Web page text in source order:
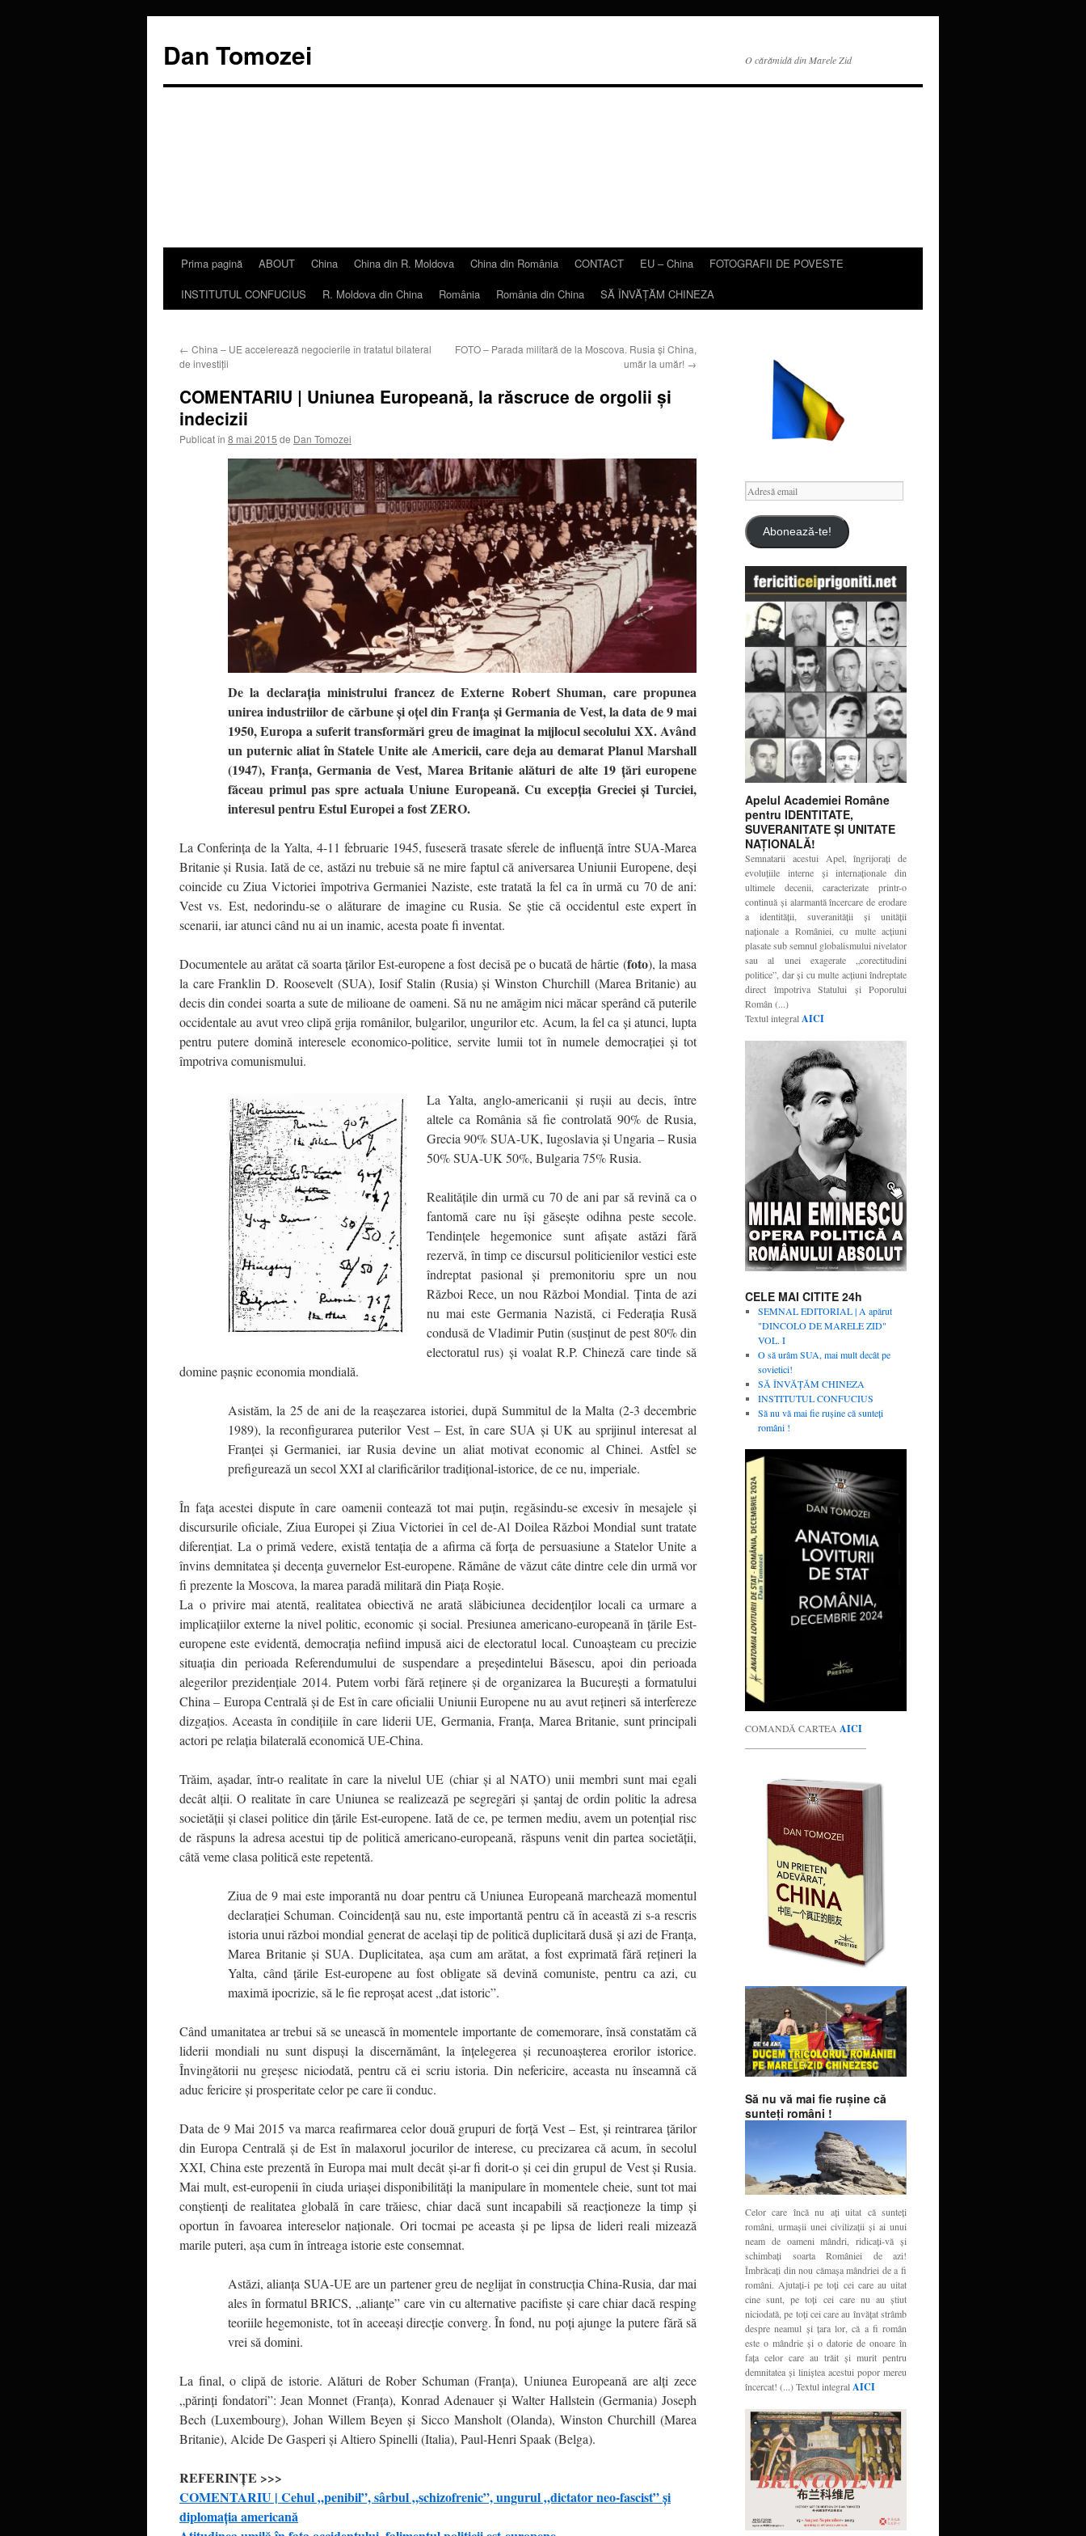
Dan Tomozei O cărămidă din Marele Zid
SariPrima pagină ABOUT China China din R. Moldova China din România CONTACT EU – China
FOTOGRAFII DE POVESTE
INSTITUTUL CONFUCIUS
R. Moldova din China România România din China SĂ ÎNVĂŢĂM CHINEZA
← China – UE accelerează negocierile în tratatul bilateral
de investiţii
FOTO – Parada militară de la Moscova. Rusia și China,
umăr la umăr! →
COMENTARIU | Uniunea Europeană, la răscruce de orgolii şi
indecizii
Publicat în 8 mai 2015 de Dan Tomozei
De la declaraţia ministrului francez de Externe Robert Shuman, care propunea
unirea industriilor de cărbune şi oţel din Franţa şi Germania de Vest, la data de 9 mai
1950, Europa a suferit transformări greu de imaginat la mijlocul secolului XX. Având
un puternic aliat în Statele Unite ale Americii, care deja au demarat Planul Marshall
(1947), Franţa, Germania de Vest, Marea Britanie alături de alte 19 ţări europene
făceau primul pas spre actuala Uniune Europeană. Cu excepţia Greciei şi Turciei,
interesul pentru Estul Europei a fost ZERO.
La Conferinţa de la Yalta, 4-11 februarie 1945, fuseseră trasate sferele de influenţă între SUA-Marea
Britanie şi Rusia. Iată de ce, astăzi nu trebuie să ne mire faptul că aniversarea Uniunii Europene, deşi
coincide cu Ziua Victoriei împotriva Germaniei Naziste, este tratată la fel ca în urmă cu 70 de ani:
Vest vs. Est, nedorindu-se o alăturare de imagine cu Rusia. Se ştie că occidentul este expert în
scenarii, iar atunci când nu ai un inamic, acesta poate fi inventat.
Documentele au arătat că soarta ţărilor Est-europene a fost decisă pe o bucată de hârtie (foto), la masa
la care Franklin D. Roosevelt (SUA), Iosif Stalin (Rusia) şi Winston Churchill (Marea Britanie) au
decis din condei soarta a sute de milioane de oameni. Să nu ne amăgim nici măcar sperând că puterile
occidentale au avut vreo clipă grija românilor, bulgarilor, ungurilor etc. Acum, la fel ca şi atunci, lupta
pentru putere domină interesele economico-politice, servite lumii tot în numele democraţiei şi tot
împotriva comunismului.
La Yalta, anglo-americanii şi ruşii au decis, între
altele ca România să fie controlată 90% de Rusia,
Grecia 90% SUA-UK, Iugoslavia şi Ungaria – Rusia
50% SUA-UK 50%, Bulgaria 75% Rusia.
Realităţile din urmă cu 70 de ani par să revină ca o
fantomă care nu îşi găseşte odihna peste secole.
Tendinţele hegemonice sunt afişate astăzi fără
rezervă, în timp ce discursul politicienilor vestici este
îndreptat pasional şi premonitoriu spre un nou
Război Rece, un nou Război Mondial. Ţinta de azi
nu mai este Germania Nazistă, ci Federaţia Rusă
condusă de Vladimir Putin (susţinut de pest 80% din
electoratul rus) şi voalat R.P. Chineză care tinde să
domine paşnic economia mondială.
Asistăm, la 25 de ani de la reaşezarea istoriei, după Summitul de la Malta (2-3 decembrie
1989), la reconfigurarea puterilor Vest – Est, în care SUA şi UK au sprijinul interesat al
Franţei şi Germaniei, iar Rusia devine un aliat motivat economic al Chinei. Astfel se
prefigurează un secol XXI al clarificărilor tradiţional-istorice, de ce nu, imperiale.
În faţa acestei dispute în care oamenii contează tot mai puţin, regăsindu-se excesiv în mesajele şi
discursurile oficiale, Ziua Europei şi Ziua Victoriei în cel de-Al Doilea Război Mondial sunt tratate
diferenţiat. La o primă vedere, există tentaţia de a afirma că forţa de persuasiune a Statelor Unite a
învins demnitatea şi decenţa guvernelor Est-europene. Rămâne de văzut câte dintre cele din urmă vor
fi prezente la Moscova, la marea paradă militară din Piaţa Roşie.
La o privire mai atentă, realitatea obiectivă ne arată slăbiciunea decidenţilor locali ca urmare a
implicaţiilor externe la nivel politic, economic şi social. Presiunea americano-europeană în ţările Est-
europene este evidentă, democraţia nefiind impusă aici de electoratul local. Cunoaşteam cu precizie
situaţia din perioada Referendumului de suspendare a preşedintelui Băsescu, apoi din perioada
alegerilor prezidenţiale 2014. Putem vorbi fără reţinere şi de organizarea la Bucureşti a formatului
China – Europa Centrală şi de Est în care oficialii Uniunii Europene nu au avut reţineri să interfereze
dizgaţios. Aceasta în condiţiile în care liderii UE, Germania, Franţa, Marea Britanie, sunt principali
actori pe relaţia bilaterală economică UE-China.
Trăim, aşadar, într-o realitate în care la nivelul UE (chiar şi al NATO) unii membri sunt mai egali
decât alţii. O realitate în care Uniunea se realizează pe segregări şi şantaj de ordin politic la adresa
societăţii şi clasei politice din ţările Est-europene. Iată de ce, pe termen mediu, avem un potenţial risc
de răspuns la adresa acestui tip de politică americano-europeană, răspuns venit din partea societăţii,
câtă veme clasa politică este repetentă.
Ziua de 9 mai este imporantă nu doar pentru că Uniunea Europeană marchează momentul
declaraţiei Schuman. Coincidenţă sau nu, este importantă pentru că în această zi s-a rescris
istoria unui război mondial generat de acelaşi tip de politică duplicitară dusă şi azi de Franţa,
Marea Britanie şi SUA. Duplicitatea, aşa cum am arătat, a fost exprimată fără reţineri la
Yalta, când ţările Est-europene au fost obligate să devină comuniste, pentru ca azi, cu
maximă ipocrizie, să le fie reproşat acest „dat istoric”.
Când umanitatea ar trebui să se unească în momentele importante de comemorare, însă constatăm că
liderii mondiali nu sunt dispuşi la discernământ, la înțelegerea şi recunoaşterea erorilor istorice.
Învingătorii nu greşesc niciodată, pentru că ei scriu istoria. Din nefericire, aceasta nu înseamnă că
aduc fericire şi prosperitate celor pe care îi conduc.
Data de 9 Mai 2015 va marca reafirmarea celor două grupuri de forţă Vest – Est, şi reintrarea ţărilor
din Europa Centrală şi de Est în malaxorul jocurilor de interese, cu precizarea că acum, în secolul
XXI, China este prezentă în Europa mai mult decât şi-ar fi dorit-o şi cei din grupul de Vest şi Rusia.
Mai mult, est-europenii în ciuda uriaşei disponibilităţi la manipulare în momentele cheie, sunt tot mai
conştienţi de realitatea globală în care trăiesc, chiar dacă sunt incapabili să reacţioneze la timp şi
oportun în favoarea intereselor naţionale. Ori tocmai pe aceasta şi pe lipsa de lideri reali mizează
marile puteri, aşa cum în întreaga istorie este consemnat.
Astăzi, alianţa SUA-UE are un partener greu de neglijat în construcţia China-Rusia, dar mai
ales în formatul BRICS, „alianţe” care vin cu alternative pacifiste şi care chiar dacă resping
teoriile hegemoniste, tot în aceeaşi direcţie converg. În fond, nu poţi ajunge la putere fără să
vrei să domini.
La final, o clipă de istorie. Alături de Rober Schuman (Franţa), Uniunea Europeană are alţi zece
„părinţi fondatori”: Jean Monnet (Franţa), Konrad Adenauer şi Walter Hallstein (Germania) Joseph
Bech (Luxembourg), Johan Willem Beyen şi Sicco Mansholt (Olanda), Winston Churchill (Marea
Britanie), Alcide De Gasperi și Altiero Spinelli (Italia), Paul-Henri Spaak (Belga).
REFERINȚE >>>
COMENTARIU | Cehul „penibil”, sârbul „schizofrenic”, ungurul „dictator neo-fascist” şi
diplomația americană
Adresă
email
Abonează-te!
Apelul Academiei Române
pentru IDENTITATE,
SUVERANITATE ŞI UNITATE
NAŢIONALĂ!
Semnatarii acestui Apel, îngrijoraţi de
evoluţiile interne şi internaţionale din
ultimele decenii, caracterizate printr-o
continuă şi alarmantă încercare de erodare
a identităţii, suveranităţii şi unităţii
naţionale a României, cu multe acţiuni
plasate sub semnul globalismului nivelator
sau al unei exagerate „corectitudini
politice”, dar şi cu multe acţiuni îndreptate
direct împotriva Statului şi Poporului
Român (...)
Textul integralAICI
CELE MAI CITITE 24h
SEMNAL EDITORIAL | A apărut
"DINCOLO DE MARELE ZID"
VOL. I
O să urâm SUA, mai mult decât pe
sovietici!
SĂ ÎNVĂŢĂM CHINEZA
INSTITUTUL CONFUCIUS
Să nu vă mai fie rușine că sunteți
români !
COMANDĂ CARTEA AICI
Să nu vă mai fie ruşine că
sunteţi români !
Celor care încă nu aţi uitat că sunteţi
români, urmaşii unei civilizaţii şi ai unui
neam de oameni mândri, ridicaţi-vă şi
schimbaţi soarta României de azi!
Îmbrăcaţi din nou cămaşa mândriei de a fi
români. Ajutaţi-i pe toţi cei care au uitat
cine sunt, pe toţi cei care nu au ştiut
niciodată, pe toţi cei care au învăţat strâmb
despre neamul şi ţara lor, că a fi român
este o mândrie şi o datorie de onoare în
faţa celor care au trăit şi murit pentru
demnitatea şi liniştea acestui popor mereu
încercat! (...) Textul integralAICI